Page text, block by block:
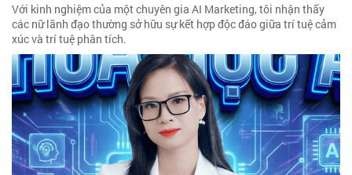
Với kinh nghiệm của một chuyên gia AI Marketing, tôi nhận thấy
các nữ lãnh đạo thường sở hữu sự kết hợp độc đáo giữa trí tuệ cảm
xúc và trí tuệ phân tích.